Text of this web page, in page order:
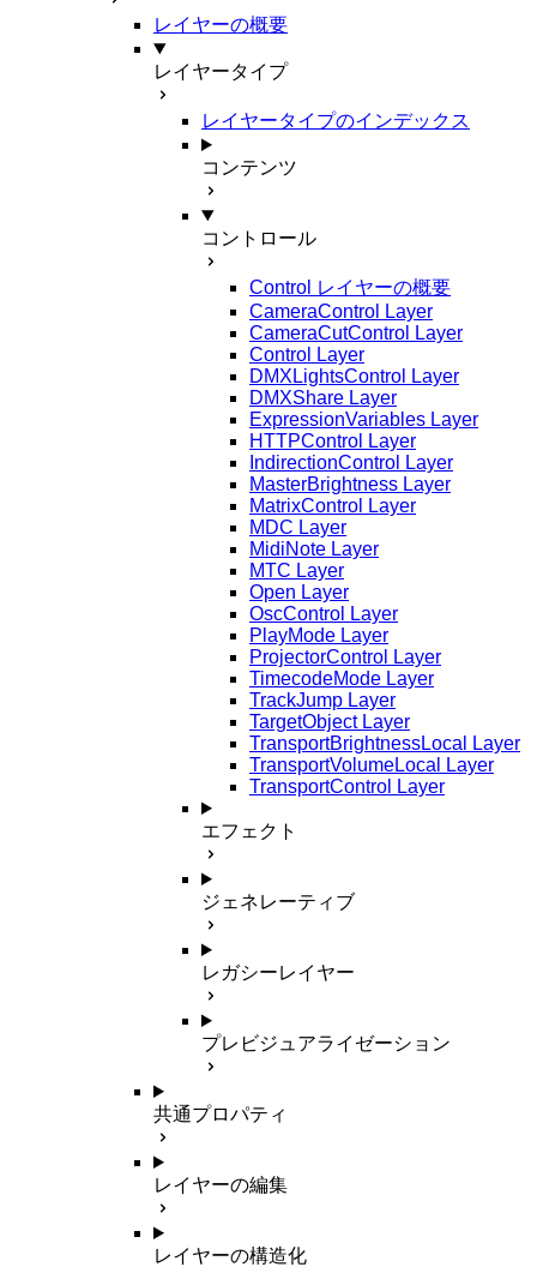
レイヤーの概要
レイヤータイプ
レイヤータイプのインデックス
コンテンツ
コントロール
Control レイヤーの概要
CameraControl Layer
CameraCutControl Layer
Control Layer
DMXLightsControl Layer
DMXShare Layer
ExpressionVariables Layer
HTTPControl Layer
IndirectionControl Layer
MasterBrightness Layer
MatrixControl Layer
MDC Layer
MidiNote Layer
MTC Layer
Open Layer
OscControl Layer
PlayMode Layer
ProjectorControl Layer
TimecodeMode Layer
TrackJump Layer
TargetObject Layer
TransportBrightnessLocal Layer
TransportVolumeLocal Layer
TransportControl Layer
エフェクト
ジェネレーティブ
レガシーレイヤー
プレビジュアライゼーション
共通プロパティ
レイヤーの編集
レイヤーの構造化